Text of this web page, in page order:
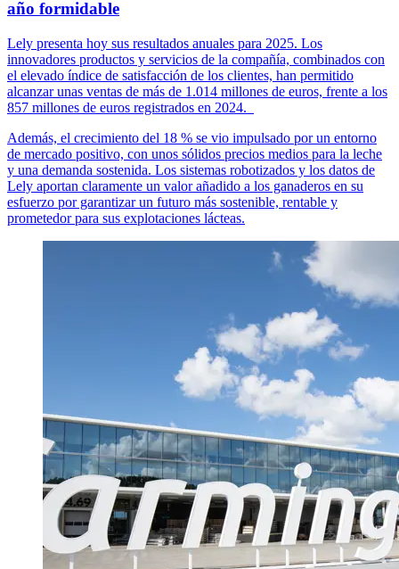
año formidable
Lely presenta hoy sus resultados anuales para 2025. Los
innovadores productos y servicios de la compañía, combinados con
el elevado índice de satisfacción de los clientes, han permitido
alcanzar unas ventas de más de 1.014 millones de euros, frente a los
857 millones de euros registrados en 2024.
Además, el crecimiento del 18 % se vio impulsado por un entorno
de mercado positivo, con unos sólidos precios medios para la leche
y una demanda sostenida. Los sistemas robotizados y los datos de
Lely aportan claramente un valor añadido a los ganaderos en su
esfuerzo por garantizar un futuro más sostenible, rentable y
prometedor para sus explotaciones lácteas.